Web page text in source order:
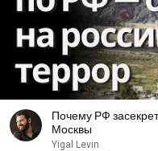
Почему РФ
Москвы
Yigal Levin